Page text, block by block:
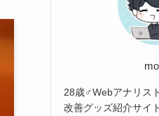
28歳♂Webアナリス
改善グッズ紹介サイ